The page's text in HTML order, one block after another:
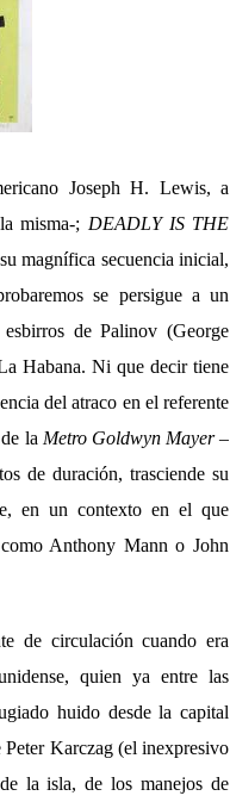
Joseph H. Lewis, a
misma-; DEADLY IS THE
magnífica secuencia inicial,
se persigue a un
de Palinov (George
Habana. Ni que decir tiene
del atraco en el referente
la Metro Goldwyn Mayer–
de duración, trasciende su
en un contexto en el que
Anthony Mann o John
de circulación cuando era
quien ya entre las
huido desde la capital
Peter Karczag (el inexpresivo
la isla, de los manejos de